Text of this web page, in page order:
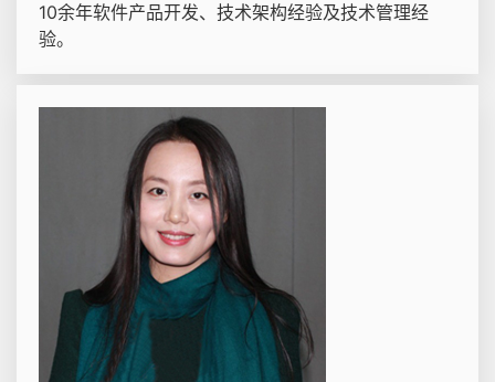
10余年软件产品开发、技术架构经验及技术管理经
验。